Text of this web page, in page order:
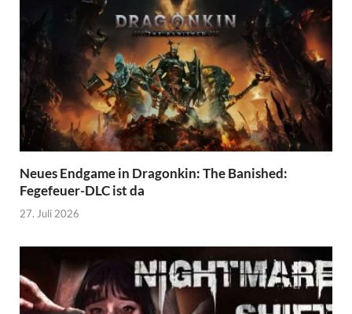
Neues Endgame in Dragonkin: The Banished:
Fegefeuer-DLC ist da
27. Juli 2026